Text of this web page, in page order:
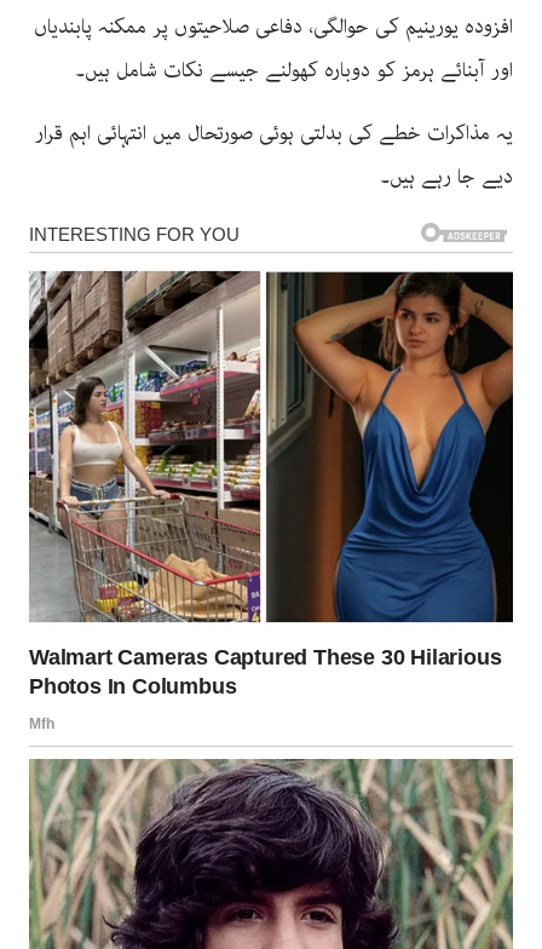
افزودہ یورینیم کی حوالگی، دفاعی صلاحیتوں پر ممکنہ پابندیاں
اور آبنائے ہرمز کو دوبارہ کھولنے جیسے نکات شامل ہیں۔
یہ مذاکرات خطے کی بدلتی ہوئی صورتحال میں انتہائی اہم قرار
دیے جا رہے ہیں۔